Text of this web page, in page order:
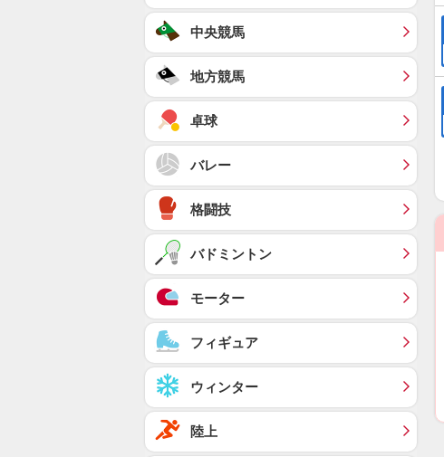
中央競馬
地方競馬
卓球
バレー
格闘技
バドミントン
モーター
フィギュア
ウィンター
陸上